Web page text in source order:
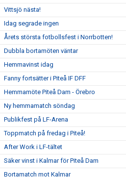
Vittsjö nästa!
Idag segrade ingen
Årets största fotbollsfest i Norrbotten!
Dubbla bortamöten väntar
Hemmavinst idag
Fanny fortsätter i Piteå IF DFF
Hemmamöte Piteå Dam - Örebro
Ny hemmamatch söndag
Publikfest på LF-Arena
Toppmatch på fredag i Piteå!
After Work i LF-tältet
Säker vinst i Kalmar för Piteå Dam
Bortamatch mot Kalmar